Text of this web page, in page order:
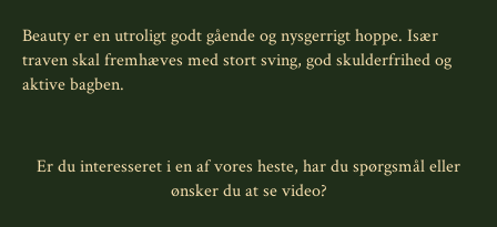
Beauty er en utroligt godt gående og nysgerrigt hoppe. Især
traven skal fremhæves med stort sving, god skulderfrihed og
aktive bagben.
Er du interesseret i en af vores heste, har du spørgsmål eller
ønsker du at se video?